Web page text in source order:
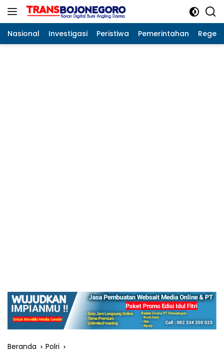
Langsung
Nasional Investigasi Peristiwa Pemerintahan
Beranda Polri